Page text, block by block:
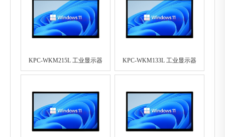
KPC-WKM215L 工业显示器 KPC-WKM133L 工业显示器